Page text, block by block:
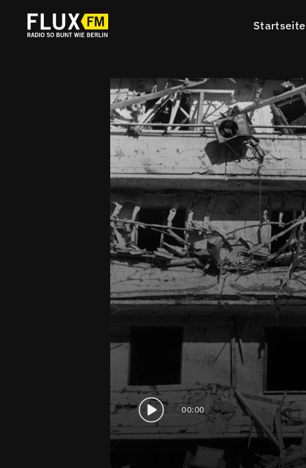
Startseite
00:00